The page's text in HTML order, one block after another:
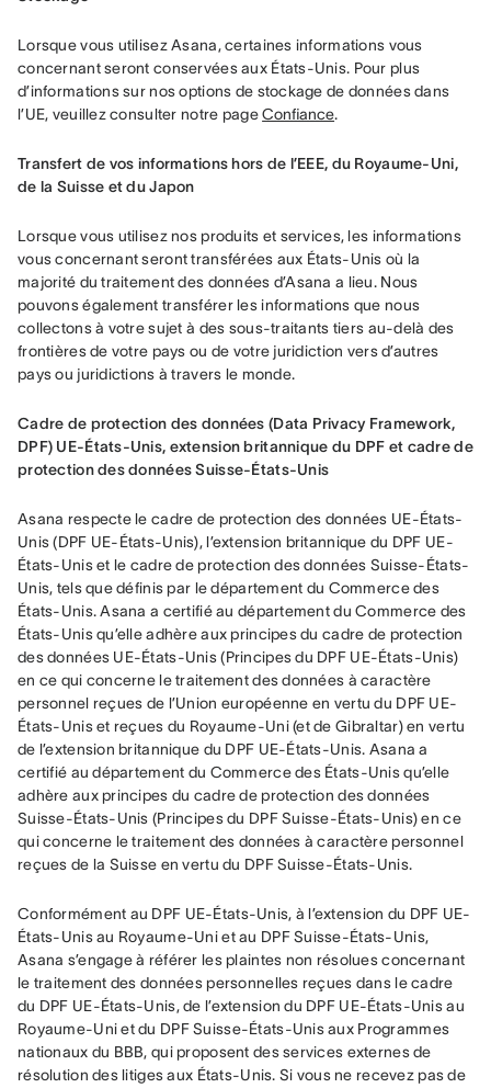
Lorsque vous utilisez Asana, certaines informations vous
concernant seront conservées aux États-Unis. Pour plus
d’informations sur nos options de stockage de données dans
l’UE, veuillez consulter notre page Confiance.
Transfert de vos informations hors de l’EEE, du Royaume-Uni,
de la Suisse et du Japon
Lorsque vous utilisez nos produits et services, les informations
vous concernant seront transférées aux États-Unis où la
majorité du traitement des données d’Asana a lieu. Nous
pouvons également transférer les informations que nous
collectons à votre sujet à des sous-traitants tiers au-delà des
frontières de votre pays ou de votre juridiction vers d’autres
pays ou juridictions à travers le monde.
Cadre de protection des données (Data Privacy Framework,
DPF) UE-États-Unis, extension britannique du DPF et cadre de
protection des données Suisse-États-Unis
Asana respecte le cadre de protection des données UE-États-
Unis (DPF UE-États-Unis), l’extension britannique du DPF UE-
États-Unis et le cadre de protection des données Suisse-États-
Unis, tels que définis par le département du Commerce des
États-Unis. Asana a certifié au département du Commerce des
États-Unis qu’elle adhère aux principes du cadre de protection
des données UE-États-Unis (Principes du DPF UE-États-Unis)
en ce qui concerne le traitement des données à caractère
personnel reçues de l’Union européenne en vertu du DPF UE-
États-Unis et reçues du Royaume-Uni (et de Gibraltar) en vertu
de l’extension britannique du DPF UE-États-Unis. Asana a
certifié au département du Commerce des États-Unis qu’elle
adhère aux principes du cadre de protection des données
Suisse-États-Unis (Principes du DPF Suisse-États-Unis) en ce
qui concerne le traitement des données à caractère personnel
reçues de la Suisse en vertu du DPF Suisse-États-Unis.
Conformément au DPF UE-États-Unis, à l’extension du DPF UE-
États-Unis au Royaume-Uni et au DPF Suisse-États-Unis,
Asana s’engage à référer les plaintes non résolues concernant
le traitement des données personnelles reçues dans le cadre
du DPF UE-États-Unis, de l’extension du DPF UE-États-Unis au
Royaume-Uni et du DPF Suisse-États-Unis aux Programmes
nationaux du BBB, qui proposent des services externes de
résolution des litiges aux États-Unis. Si vous ne recevez pas de